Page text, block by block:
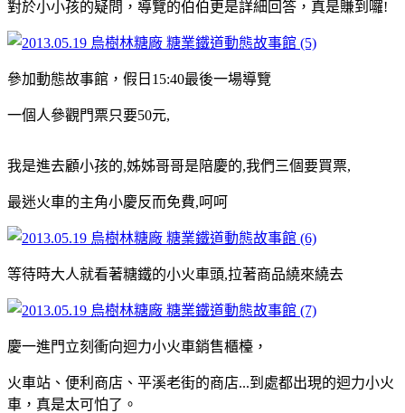
對於小小孩的疑問，導覽的伯伯更是詳細回答，真是賺到囉!
參加動態故事館，假日15:40最後一場導覽
一個人參觀門票只要50元,
我是進去顧小孩的,姊姊哥哥是陪慶的,我們三個要買票,
最迷火車的主角小慶反而免費,呵呵
等待時大人就看著糖鐵的小火車頭,拉著商品繞來繞去
慶一進門立刻衝向迴力小火車銷售櫃檯，
火車站、便利商店、平溪老街的商店...到處都出現的迴力小火
車，真是太可怕了。